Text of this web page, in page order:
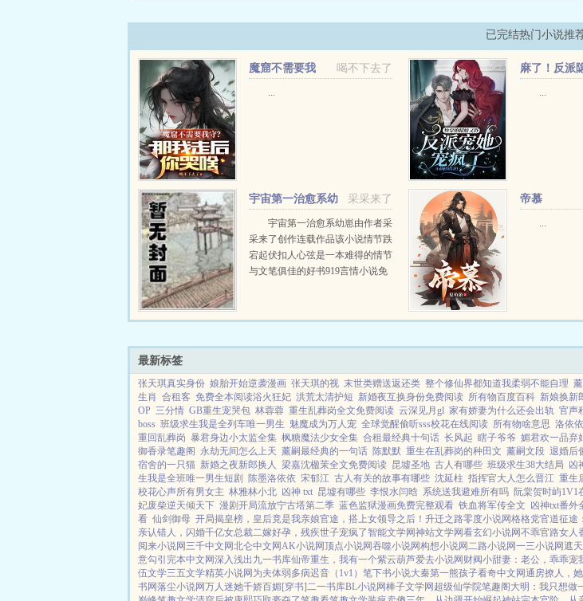
已完结热门小说推
喝不下去了
魔窟不需要我
...
麻了！反派
...
采采来了
宇宙第一治愈系幼
宇宙第一治愈系幼崽由作者采
采来了创作连载作品该小说情节跌
宕起伏扣人心弦是一本难得的情节
与文笔俱佳的好书919言情小说免
帝慕
...
最新标签
张天琪真实身份 娘胎开始逆袭漫画 张天琪的视 末世类赠送返还类 整个修仙界都知道我柔弱不能自理
生肖 合租客 免费全本阅读浴火狂妃 洪荒太清护短 新婚夜互换身份免费阅读 所有物百度百科 新娘换新
OP 三分情 GB重生宠哭包 林蓉蓉 重生乱葬岗全文免费阅读 云深见月gl 家有娇妻为什么还会出轨 官声
boss 班级求生我是全列车唯一男生 魅魔成为万人宠 全球觉醒偷听sss校花在线阅读 所有物啥意思 洛依
重回乱葬岗 暴君身边小太监全集 枫糖魔法少女全集 合租最经典十句话 长风起 瞎子爷爷 媚君欢一品弃
御香录笔趣阁
永劫无间怎么上天 薰嗣最经典的一句话 陈默默 重生在乱葬岗的种田文 薰嗣文段 退婚后
宿舍的一只猫 新婚之夜新郎换人 梁嘉沈楹茉全文免费阅读 昆墟圣地 古人有哪些 班级求生38大结局 凶
生我是全班唯一男生短剧
陈墨洛依依 宋郁江 古人有关的故事有哪些 沈延柱 指挥官大人怎么晋江 重生
校花心声所有男女主 林雅林小北 凶神 txt 昆墟有哪些 李恨水闫晗 系统送我避难所有吗 阮棠贺时屿1V1
妃废柴逆天倾天下 漫剧开局流放宁古塔第二季 蓝色监狱漫画免费完整观看 铁血将军传全文 凶神txt番外
看 仙剑御母 开局揭皇榜，皇后竟是我亲娘官途，搭上女领导之后！ 升迁之路零度小说网格格党官道征途
亲认错人，闪婚千亿女总裁二嫁好孕，残疾世子宠疯了智能文学网神站文学网看玄幻小说网不乖官路女人
阅来小说网 三千中文网北仑中文网AK小说网顶点小说网吞噬小说网构想小说网二路小说网一三小说网遮
意勾引 完本中文网深入浅出 九一书库仙帝重生，我有一个紫云葫芦爱去小说网 财阀小甜妻：老公，乖乖宠
伍文学三五文学精英小说网 为夫体弱多病迟音（1v1） 笔下书小说大秦第一熊孩子看奇中文网通房撩人，
书网落尘小说网万人迷她千娇百媚[穿书]二一书库BL小说网棒子文学网 超级仙学院笔趣阁 大明：我只想做